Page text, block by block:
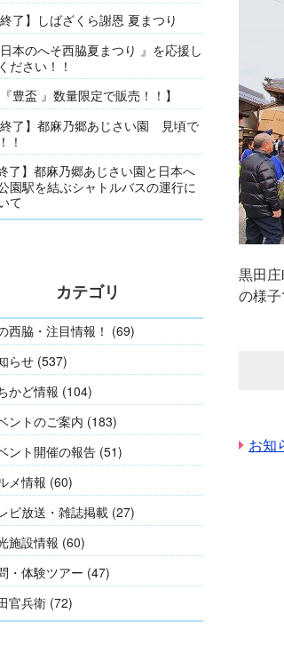
黒田
の様子
お知
終了】しばざくら謝恩 夏まつり
日本のへそ西脇夏まつり 』を応援し
ださい！！
『豊盃 』数量限定で販売！！】
終了】都麻乃郷あじさい園 見頃で
！
終了】都麻乃郷あじさい園と日本へ
園駅を結ぶシャトルバスの運行に
て
カテゴリ
西脇・注目情報！ (69)
らせ (537)
かど情報 (104)
ントのご案内 (183)
ント開催の報告 (51)
メ情報 (60)
ビ放送・雑誌掲載 (27)
施設情報 (60)
・体験ツアー (47)
官兵衛 (72)